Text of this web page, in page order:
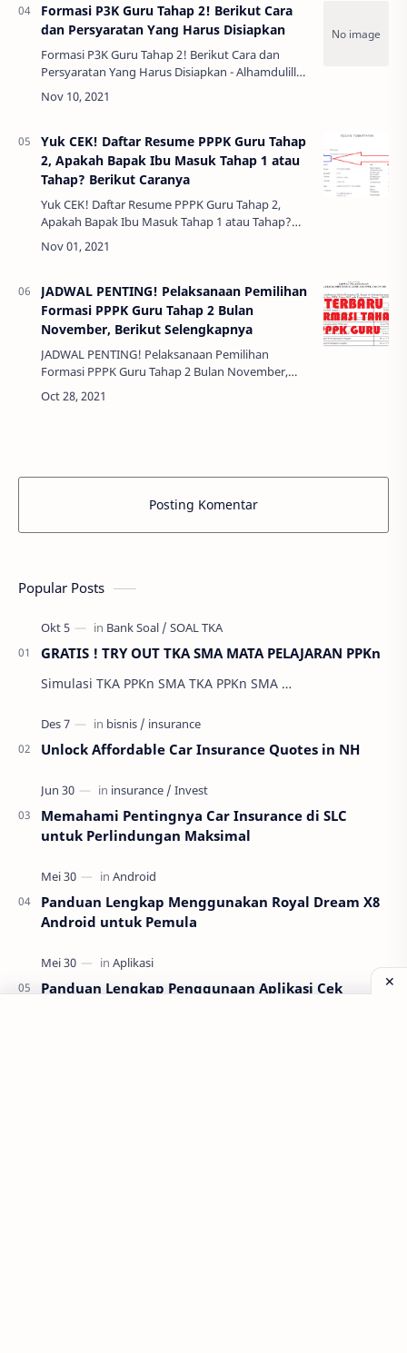
Formasi P3K Guru Tahap 2! Berikut Cara
dan Persyaratan Yang Harus Disiapkan
Formasi P3K Guru Tahap 2! Berikut Cara dan
Persyaratan Yang Harus Disiapkan - Alhamdulillah
Jadwal Penyesuaian Kompetensi P3K tahap 2
sudah keluar di mana untuk pemilihan formasi
Yuk CEK! Daftar Resume PPPK Guru Tahap
2, Apakah Bapak Ibu Masuk Tahap 1 atau
Tahap? Berikut Caranya
Yuk CEK! Daftar Resume PPPK Guru Tahap 2,
Apakah Bapak Ibu Masuk Tahap 1 atau Tahap?
Berikut Caranya - Alhamdulillah pengumuman
tahap 1 sudah berakhir, saat ini bapak ibu guru…
JADWAL PENTING! Pelaksanaan Pemilihan
Formasi PPPK Guru Tahap 2 Bulan
November, Berikut Selengkapnya
JADWAL PENTING! Pelaksanaan Pemilihan
Formasi PPPK Guru Tahap 2 Bulan November,
Berikut Selengkapnya - Akhirnya yang ditungu-
tunggu keluar juga , mungkin sudah sekian hari
Posting Komentar
Popular Posts
GRATIS ! TRY OUT TKA SMA MATA PELAJARAN PPKn
Simulasi TKA PPKn SMA TKA PPKn SMA …
Unlock Affordable Car Insurance Quotes in NH
Memahami Pentingnya Car Insurance di SLC
untuk Perlindungan Maksimal
Panduan Lengkap Menggunakan Royal Dream X8
Android untuk Pemula
Panduan Lengkap Penggunaan Aplikasi Cek